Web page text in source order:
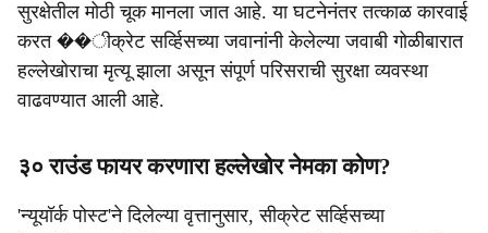
सुरक्षेतील मोठी चूक मानला जात आहे. या घटनेनंतर तत्काळ कारवाई
करत ��ीक्रेट सर्व्हिसच्या जवानांनी केलेल्या जवाबी गोळीबारात
हल्लेखोराचा मृत्यू झाला असून संपूर्ण परिसराची सुरक्षा व्यवस्था
वाढवण्यात आली आहे.
३० राउंड फायर करणारा हल्लेखोर नेमका कोण?
'न्यूयॉर्क पोस्ट'ने दिलेल्या वृत्तानुसार, सीक्रेट सर्व्हिसच्या